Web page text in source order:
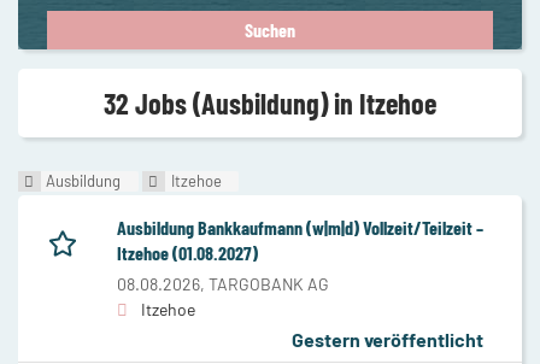
32 Jobs (Ausbildung) in Itzehoe
Ausbildung Itzehoe
Ausbildung Bankkaufmann (w|m|d) Vollzeit/Teilzeit –
Itzehoe (01.08.2027)
08.08.2026, TARGOBANK AG
Itzehoe
Gestern veröffentlicht